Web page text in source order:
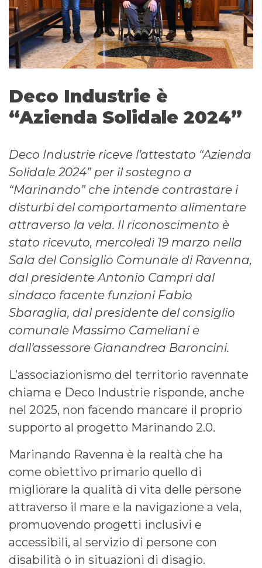
Deco Industrie è
“Azienda Solidale 2024”
Deco Industrie riceve l’attestato “Azienda
Solidale 2024” per il sostegno a
“Marinando” che intende contrastare i
disturbi del comportamento alimentare
attraverso la vela. Il riconoscimento è
stato ricevuto, mercoledì 19 marzo nella
Sala del Consiglio Comunale di Ravenna,
dal presidente Antonio Campri dal
sindaco facente funzioni Fabio
Sbaraglia, dal presidente del consiglio
comunale Massimo Cameliani e
dall’assessore Gianandrea Baroncini.
L’associazionismo del territorio ravennate
chiama e Deco Industrie risponde, anche
nel 2025, non facendo mancare il proprio
supporto al progetto Marinando 2.0.
Marinando Ravenna è la realtà che ha
come obiettivo primario quello di
migliorare la qualità di vita delle persone
attraverso il mare e la navigazione a vela,
promuovendo progetti inclusivi e
accessibili, al servizio di persone con
disabilità o in situazioni di disagio.